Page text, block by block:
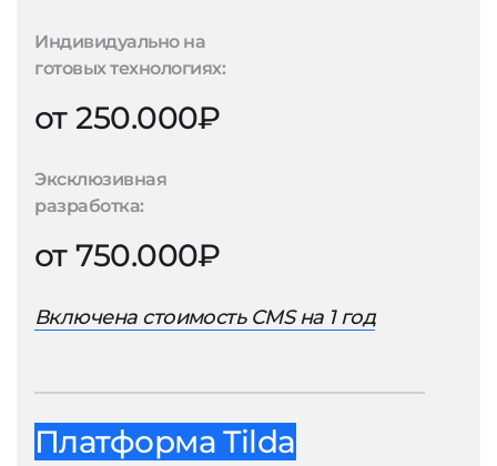
Индивидуально на
готовых технологиях:
от 250.000₽
Эксклюзивная
разработка:
от 750.000₽
Включена стоимость CMS на 1 год
Платформа Tilda